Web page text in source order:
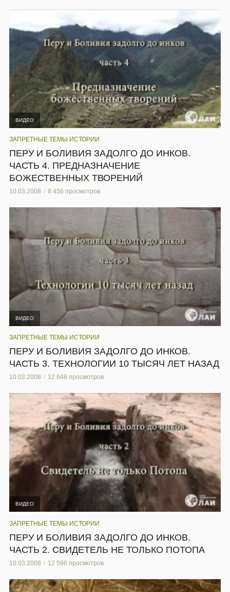
ВИДЕО
ЗАПРЕТНЫЕ ТЕМЫ ИСТОРИИ
ПЕРУ И БОЛИВИЯ ЗАДОЛГО ДО ИНКОВ.
ЧАСТЬ 4. ПРЕДНАЗНАЧЕНИЕ
БОЖЕСТВЕННЫХ ТВОРЕНИЙ
10.03.2008 8 456 просмотров
ВИДЕО
ЗАПРЕТНЫЕ ТЕМЫ ИСТОРИИ
ПЕРУ И БОЛИВИЯ ЗАДОЛГО ДО ИНКОВ.
ЧАСТЬ 3. ТЕХНОЛОГИИ 10 ТЫСЯЧ ЛЕТ НАЗАД
10.03.2008 12 646 просмотров
ВИДЕО
ЗАПРЕТНЫЕ ТЕМЫ ИСТОРИИ
ПЕРУ И БОЛИВИЯ ЗАДОЛГО ДО ИНКОВ.
ЧАСТЬ 2. СВИДЕТЕЛЬ НЕ ТОЛЬКО ПОТОПА
10.03.2008 12 596 просмотров